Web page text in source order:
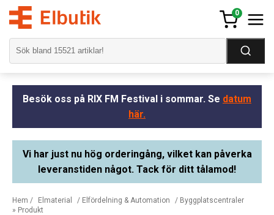
0
Besök oss på RIX FM Festival i sommar. Se datum
här.
Vi har just nu hög orderingång, vilket kan påverka
leveranstiden något. Tack för ditt tålamod!
Hem / Elmaterial / Elfördelning & Automation / Byggplatscentraler
» Produkt